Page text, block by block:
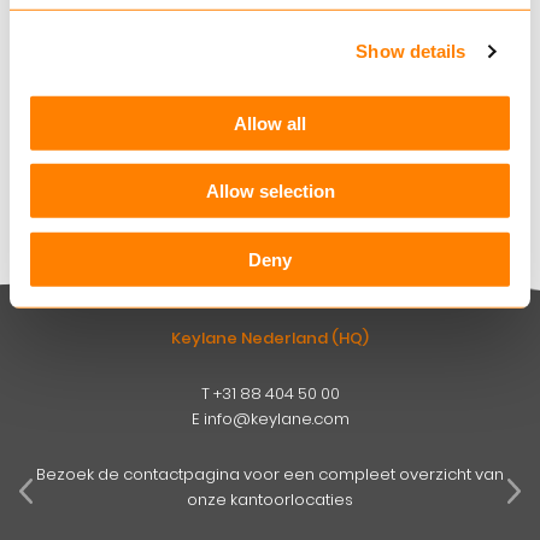
Show details
Allow all
Allow selection
Deny
de hoogte blijven? U kunt zich direct inschrijven
Schadeverzekeringen nieuwsbrief
Leven & Pensioen nieuwsbrief
Keylane Nederland (HQ)
T+31 88 404 50 00
E info@keylane.com
Bezoek de contactpagina voor een compleet overzicht van
onze kantoorlocaties